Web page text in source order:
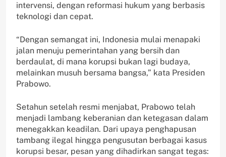
intervensi, dengan reformasi hukum yang berbasis
teknologi dan cepat.
“Dengan semangat ini, Indonesia mulai menapaki
jalan menuju pemerintahan yang bersih dan
berdaulat, di mana korupsi bukan lagi budaya,
melainkan musuh bersama bangsa,” kata Presiden
Prabowo.
Setahun setelah resmi menjabat, Prabowo telah
menjadi lambang keberanian dan ketegasan dalam
menegakkan keadilan. Dari upaya penghapusan
tambang ilegal hingga pengusutan berbagai kasus
korupsi besar, pesan yang dihadirkan sangat tegas: